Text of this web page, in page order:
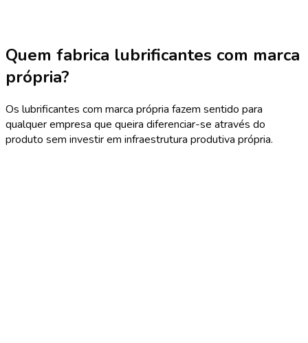
Quem fabrica lubrificantes com marca
própria?
Os lubrificantes com marca própria fazem sentido para
qualquer empresa que queira diferenciar-se através do
produto sem investir em infraestrutura produtiva própria.